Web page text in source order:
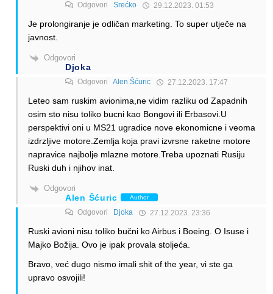
Odgovori Srećko 29.12.2023. 01:53
Je prolongiranje je odličan marketing. To super utječe na
javnost.
Odgovori
Djoka
Odgovori Alen Šćuric 27.12.2023. 17:47
Leteo sam ruskim avionima,ne vidim razliku od Zapadnih
osim sto nisu toliko bucni kao Bongovi ili Erbasovi.U
perspektivi oni u MS21 ugradice nove ekonomicne i veoma
izdrzljive motore.Zemlja koja pravi izvrsne raketne motore
napravice najbolje mlazne motore.Treba upoznati Rusiju
Ruski duh i njihov inat.
Odgovori
Alen Šćuric Author
Odgovori Djoka 27.12.2023. 23:36
Ruski avioni nisu toliko bučni ko Airbus i Boeing. O Isuse i
Majko Božija. Ovo je ipak provala stoljeća.
Bravo, već dugo nismo imali shit of the year, vi ste ga
upravo osvojili!